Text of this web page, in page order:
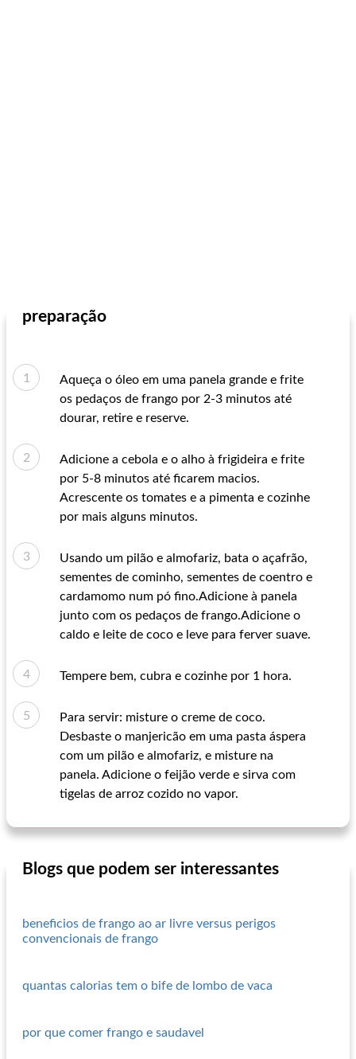
preparação
Aqueça o óleo em uma panela grande e frite
os pedaços de frango por 2-3 minutos até
dourar, retire e reserve.
Adicione a cebola e o alho à frigideira e frite
por 5-8 minutos até ficarem macios.
Acrescente os tomates e a pimenta e cozinhe
por mais alguns minutos.
Usando um pilão e almofariz, bata o açafrão,
sementes de cominho, sementes de coentro e
cardamomo num pó fino.Adicione à panela
junto com os pedaços de frango.Adicione o
caldo e leite de coco e leve para ferver suave.
Tempere bem, cubra e cozinhe por 1 hora.
Para servir: misture o creme de coco.
Desbaste o manjericão em uma pasta áspera
com um pilão e almofariz, e misture na
panela. Adicione o feijão verde e sirva com
tigelas de arroz cozido no vapor.
Blogs que podem ser interessantes
beneficios de frango ao ar livre versus perigos
convencionais de frango
quantas calorias tem o bife de lombo de vaca
por que comer frango e saudavel